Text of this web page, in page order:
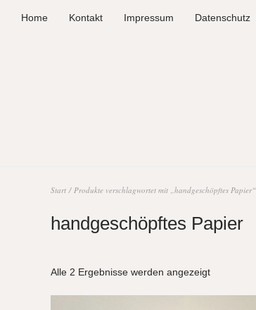
Home Kontakt Impressum Datenschutz
Start / Produkte verschlagwortet mit „handgeschöpftes Papier“
handgeschöpftes Papier
Alle 2 Ergebnisse werden angezeigt